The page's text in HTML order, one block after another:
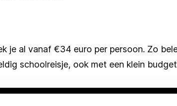
je al vanaf €34 euro per persoon. Zo
schoolreisje, ook met een klein